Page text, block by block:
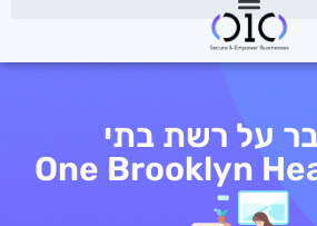
על רשת בתי